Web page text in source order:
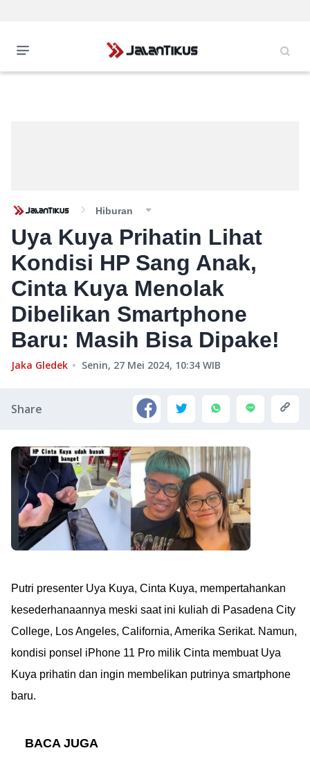
Hiburan
Uya Kuya Prihatin Lihat
Kondisi HP Sang Anak,
Cinta Kuya Menolak
Dibelikan Smartphone
Baru: Masih Bisa Dipake!
Jaka Gledek Senin, 27 Mei 2024, 10:34 WIB
Share
Putri presenter Uya Kuya, Cinta Kuya, mempertahankan
kesederhanaannya meski saat ini kuliah di Pasadena City
College, Los Angeles, California, Amerika Serikat. Namun,
kondisi ponsel iPhone 11 Pro milik Cinta membuat Uya
Kuya prihatin dan ingin membelikan putrinya smartphone
baru.
BACA JUGA